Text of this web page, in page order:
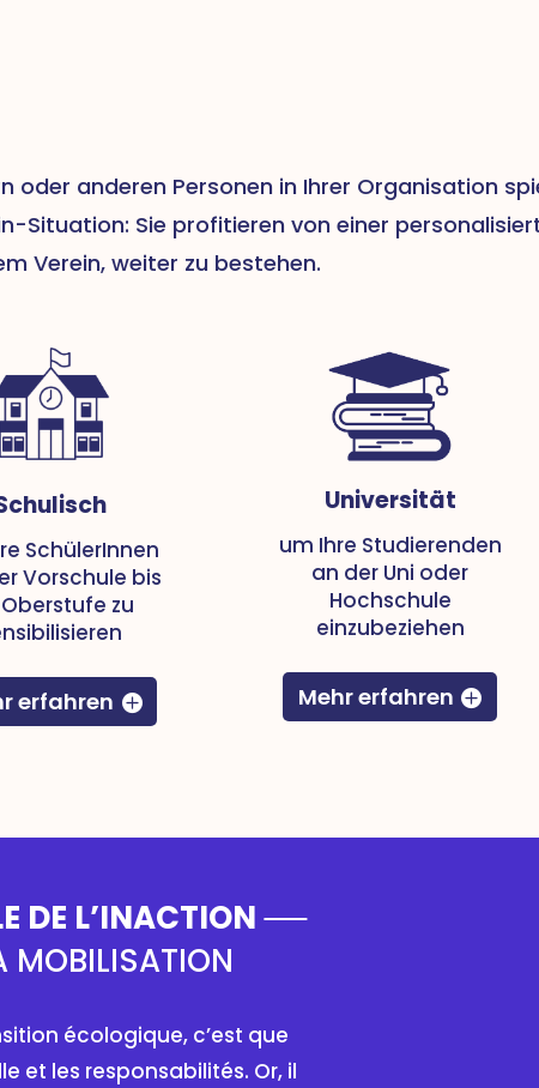
oder anderen Personen in Ihrer Organisation
Situation: Sie profitieren von einer
Verein, weiter zu bestehen.
SchülerInnen
Vorschule bis
zu
erfahren
Universität
um Ihre Studierenden
an der Uni oder
Hochschule
einzubeziehen
Mehr erfahren
DE L’INACTION
MOBILISATION
écologique, c’est que
et les responsabilités. Or, il